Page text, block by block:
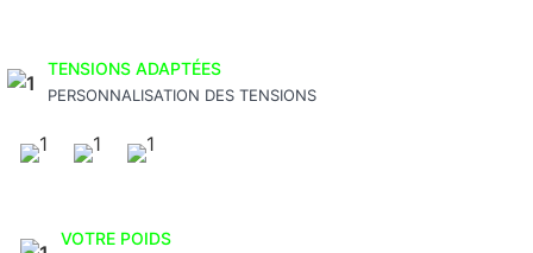
TENSIONS ADAPTÉES
PERSONNALISATION DES TENSIONS
VOTRE POIDS